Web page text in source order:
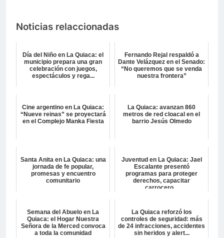
Noticias relaccionadas
Día del Niño en La Quiaca: el
municipio prepara una gran
celebración con juegos,
espectáculos y rega...
Fernando Rejal respaldó a
Dante Velázquez en el Senado:
“No queremos que se venda
nuestra frontera”
Cine argentino en La Quiaca:
“Nueve reinas” se proyectará
en el Complejo Manka Fiesta
La Quiaca: avanzan 860
metros de red cloacal en el
barrio Jesús Olmedo
Santa Anita en La Quiaca: una
jornada de fe popular,
promesas y encuentro
comunitario
Juventud en La Quiaca: Jael
Escalante presentó
programas para proteger
derechos, capacitar
carrocero...
Semana del Abuelo en La
Quiaca: el Hogar Nuestra
Señora de la Merced convoca
a toda la comunidad
La Quiaca reforzó los
controles de seguridad: más
de 24 infracciones, accidentes
sin heridos y alert...